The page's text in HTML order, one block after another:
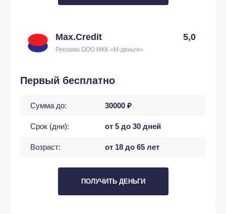
Max.Credit 5,0
Реклама ООО МКК «М-деньги»
Первый бесплатно
Сумма до: 30000 ₽
Срок (дни): от 5 до 30 дней
Возраст: от 18 до 65 лет
ПОЛУЧИТЬ ДЕНЬГИ